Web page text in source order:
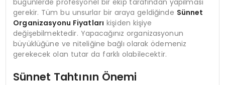
bugünlerde profesyonel bir ekip tarafından yapılması
gerekir. Tüm bu unsurlar bir araya geldiğinde Sünnet
Organizasyonu Fiyatları kişiden kişiye
değişebilmektedir. Yapacağınız organizasyonun
büyüklüğüne ve niteliğine bağlı olarak ödemeniz
gerekecek olan tutar da farklı olabilecektir.
Sünnet Tahtının Önemi